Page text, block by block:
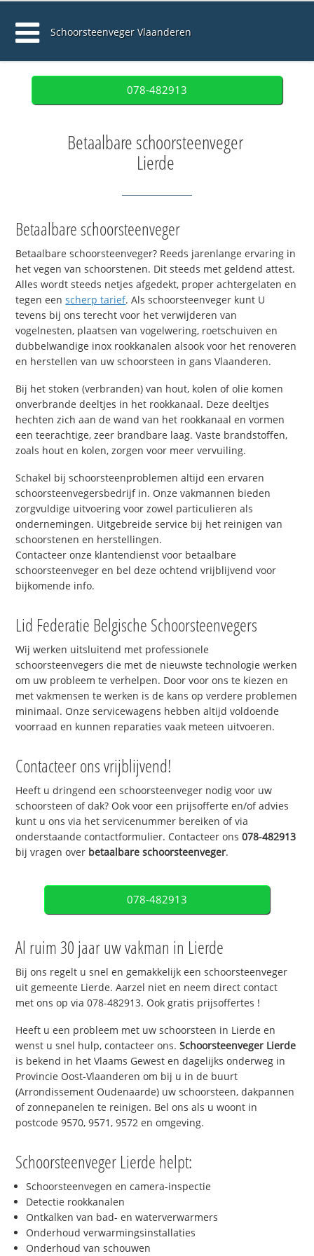
Schoorsteenveger Vlaanderen
078-482913
Betaalbare schoorsteenveger
Lierde
Betaalbare schoorsteenveger
Betaalbare schoorsteenveger? Reeds jarenlange ervaring in
het vegen van schoorstenen. Dit steeds met geldend attest.
Alles wordt steeds netjes afgedekt, proper achtergelaten en
tegen eenscherp tarief. Als schoorsteenveger kunt U
tevens bij ons terecht voor het verwijderen van
vogelnesten, plaatsen van vogelwering, roetschuiven en
dubbelwandige inox rookkanalen alsook voor het renoveren
en herstellen van uw schoorsteen in gans Vlaanderen.
Bij het stoken (verbranden) van hout, kolen of olie komen
onverbrande deeltjes in het rookkanaal. Deze deeltjes
hechten zich aan de wand van het rookkanaal en vormen
een teerachtige, zeer brandbare laag. Vaste brandstoffen,
zoals hout en kolen, zorgen voor meer vervuiling.
Schakel bij schoorsteenproblemen altijd een ervaren
schoorsteenvegersbedrijf in. Onze vakmannen bieden
zorgvuldige uitvoering voor zowel particulieren als
ondernemingen. Uitgebreide service bij het reinigen van
schoorstenen en herstellingen.
Contacteer onze klantendienst voor betaalbare
schoorsteenveger en bel deze ochtend vrijblijvend voor
bijkomende info.
Lid Federatie Belgische Schoorsteenvegers
Wij werken uitsluitend met professionele
schoorsteenvegers die met de nieuwste technologie werken
om uw probleem te verhelpen. Door voor ons te kiezen en
met vakmensen te werken is de kans op verdere problemen
minimaal. Onze servicewagens hebben altijd voldoende
voorraad en kunnen reparaties vaak meteen uitvoeren.
Contacteer ons vrijblijvend!
Heeft u dringend een schoorsteenveger nodig voor uw
schoorsteen of dak? Ook voor een prijsofferte en/of advies
kunt u ons via het servicenummer bereiken of via
onderstaande contactformulier. Contacteer ons078-482913
bij vragen over betaalbare schoorsteenveger.
078-482913
Al ruim 30 jaar uw vakman in Lierde
Bij ons regelt u snel en gemakkelijk een schoorsteenveger
uit gemeente Lierde. Aarzel niet en neem direct contact
met ons op via 078-482913. Ook gratis prijsoffertes !
Heeft u een probleem met uw schoorsteen in Lierde en
wenst u snel hulp, contacteer ons.Schoorsteenveger Lierde
is bekend in het Vlaams Gewest en dagelijks onderweg in
Provincie Oost-Vlaanderen om bij u in de buurt
(Arrondissement Oudenaarde) uw schoorsteen, dakpannen
of zonnepanelen te reinigen. Bel ons als u woont in
postcode 9570, 9571, 9572 en omgeving.
Schoorsteenveger Lierde helpt:
Schoorsteenvegen en camera-inspectie
Detectie rookkanalen
Ontkalken van bad- en waterverwarmers
Onderhoud verwarmingsinstallaties
Onderhoud van schouwen